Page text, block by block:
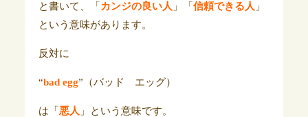
と書いて、「 カンジの良い人 」「 信頼できる人 」
という意味があります。
反対に
“bad egg”（バッド エッグ）
は「 悪人 」という意味です。